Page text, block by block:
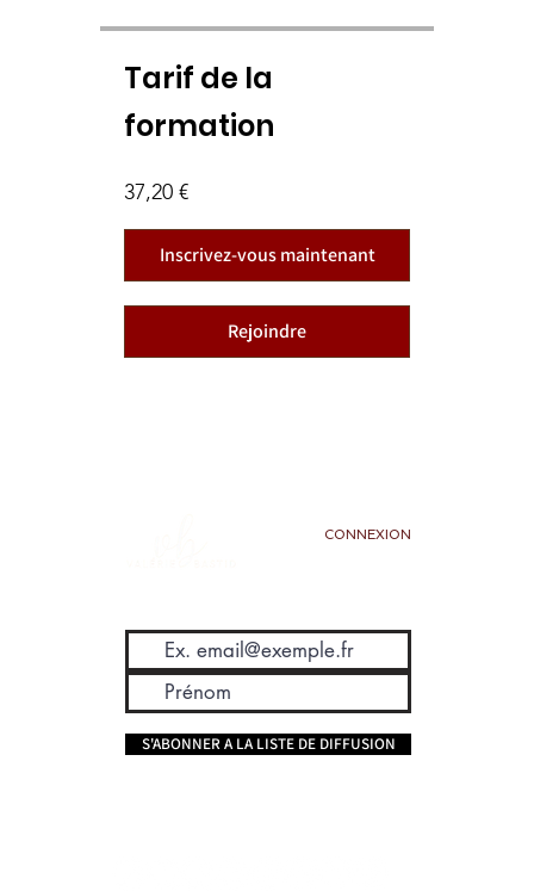
Tarif de la
formation
37,20 €
Inscrivez-vous maintenant
Rejoindre
CONNEXION
S'ABONNER A LA LISTE DE DIFFUSION